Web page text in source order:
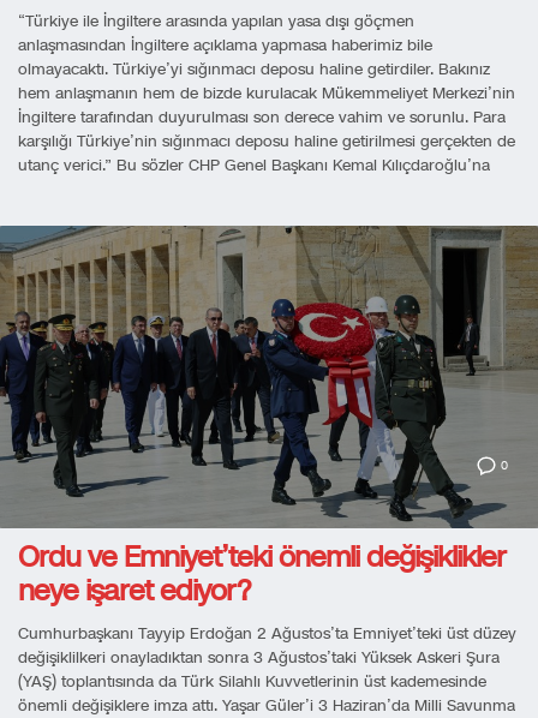
“Türkiye ile İngiltere arasında yapılan yasa dışı göçmen
anlaşmasından İngiltere açıklama yapmasa haberimiz bile
olmayacaktı. Türkiye’yi sığınmacı deposu haline getirdiler. Bakınız
hem anlaşmanın hem de bizde kurulacak Mükemmeliyet Merkezi’nin
İngiltere tarafından duyurulması son derece vahim ve sorunlu. Para
karşılığı Türkiye’nin sığınmacı deposu haline getirilmesi gerçekten de
utanç verici.” Bu sözler CHP Genel Başkanı Kemal Kılıçdaroğlu’na
0
Ordu ve Emniyet’teki önemli değişiklikler
neye işaret ediyor?
Cumhurbaşkanı Tayyip Erdoğan 2 Ağustos’ta Emniyet’teki üst düzey
değişiklilkeri onayladıktan sonra 3 Ağustos’taki Yüksek Askeri Şura
(YAŞ) toplantısında da Türk Silahlı Kuvvetlerinin üst kademesinde
önemli değişiklere imza attı. Yaşar Güler’i 3 Haziran’da Milli Savunma